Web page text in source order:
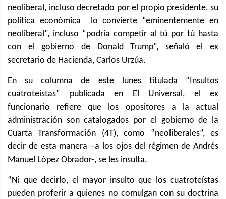
neoliberal, incluso decretado por el propio presidente, su
política económica lo convierte “eminentemente en
neoliberal”, incluso “podría competir al tú por tú hasta
con el gobierno de Donald Trump”, señaló el ex
secretario de Hacienda, Carlos Urzúa.
En su columna de este lunes titulada “Insultos
cuatroteístas” publicada en El Universal, el ex
funcionario refiere que los opositores a la actual
administración son catalogados por el gobierno de la
Cuarta Transformación (4T), como “neoliberales”, es
decir de esta manera –a los ojos del régimen de Andrés
Manuel López Obrador-, se les insulta.
“Ni que decirlo, el mayor insulto que los cuatroteístas
pueden proferir a quienes no comulgan con su doctrina